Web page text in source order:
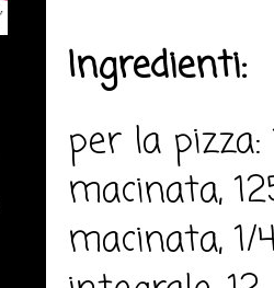
Ingredienti:
per la
macinata,
macinata,